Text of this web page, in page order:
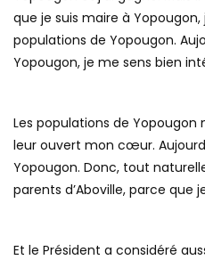
que je suis maire à Yopougon,
populations de Yopougon.
Yopougon, je me sens bien
Les populations de Yopougon
leur ouvert mon cœur.
Yopougon. Donc, tout
parents d’Aboville, parce que
Et le Président a considéré